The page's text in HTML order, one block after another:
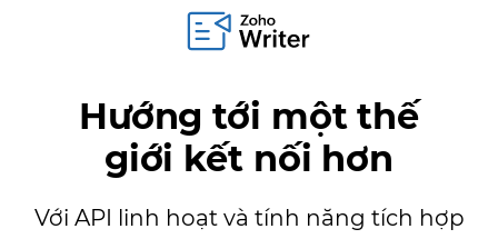
Hướng tới một thế
giới kết nối hơn
Với API linh hoạt và tính năng tích hợp